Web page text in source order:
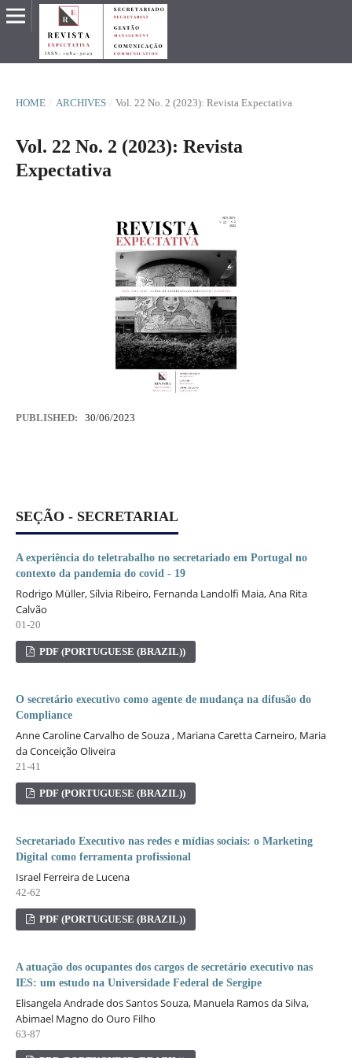
HOME / ARCHIVES / Vol. 22 No. 2 (2023): Revista Expectativa
Vol. 22 No. 2 (2023): Revista
Expectativa
PUBLISHED: 30/06/2023
SEÇÃO - SECRETARIAL
A experiência do teletrabalho no secretariado em Portugal no
contexto da pandemia do covid - 19
Rodrigo Müller, Sílvia Ribeiro, Fernanda Landolfi Maia, Ana Rita
Calvão
01-20
PDF (PORTUGUESE (BRAZIL))
O secretário executivo como agente de mudança na difusão do
Compliance
Anne Caroline Carvalho de Souza , Mariana Caretta Carneiro, Maria
da Conceição Oliveira
21-41
PDF (PORTUGUESE (BRAZIL))
Secretariado Executivo nas redes e mídias sociais: o Marketing
Digital como ferramenta profissional
Israel Ferreira de Lucena
42-62
PDF (PORTUGUESE (BRAZIL))
A atuação dos ocupantes dos cargos de secretário executivo nas
IES: um estudo na Universidade Federal de Sergipe
Elisangela Andrade dos Santos Souza, Manuela Ramos da Silva,
Abimael Magno do Ouro Filho
63-87